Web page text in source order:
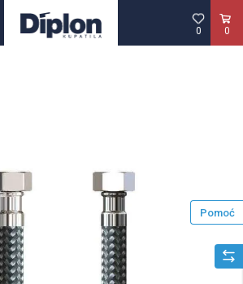
0
0
Pomoć